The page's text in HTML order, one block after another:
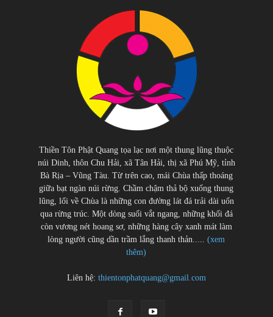
Thiền Tôn Phật Quang tọa lạc nơi một thung lũng thuộc
núi Dinh, thôn Chu Hải, xã Tân Hải, thị xã Phú Mỹ, tỉnh
Bà Rịa – Vũng Tàu. Từ trên cao, mái Chùa thấp thoáng
giữa bạt ngàn núi rừng. Chầm chậm thả bộ xuống thung
lũng, lối về Chùa là những con đường lát đá trải dài uốn
qua rừng trúc. Một dòng suối vắt ngang, những khối đá
còn vương nét hoang sơ, những hàng cây xanh mát làm
lòng người cũng dần trầm lắng thanh thản.....(xem
thêm)
Liên hệ: thientonphatquang@gmail.com